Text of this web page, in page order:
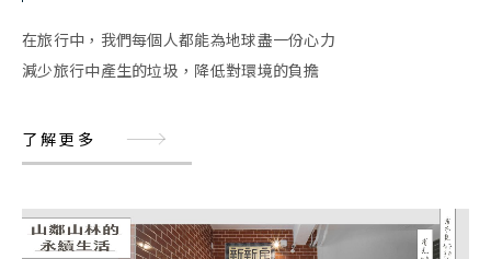
在旅行中，我們每個人都能為地球盡一份心力
減少旅行中產生的垃圾，降低對環境的負擔
了解更多